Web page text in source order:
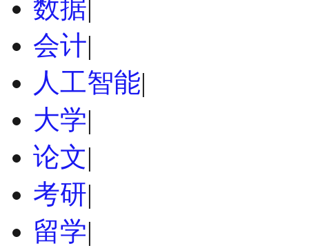
数据|
会计|
人工智能|
大学|
论文|
考研|
留学|